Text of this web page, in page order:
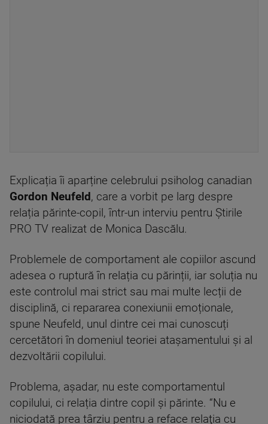
Explicația îi aparține celebrului psiholog canadian
Gordon Neufeld , care a vorbit pe larg despre
relația părinte-copil, într-un interviu pentru Știrile
PRO TV realizat de Monica Dascălu.
Problemele de comportament ale copiilor ascund
adesea o ruptură în relația cu părinții, iar soluția nu
este controlul mai strict sau mai multe lecții de
disciplină, ci repararea conexiunii emoționale,
spune Neufeld, unul dintre cei mai cunoscuți
cercetători în domeniul teoriei atașamentului și al
dezvoltării copilului.
Problema, așadar, nu este comportamentul
copilului, ci relația dintre copil și părinte. “Nu e
niciodată prea târziu pentru a reface relaţia cu